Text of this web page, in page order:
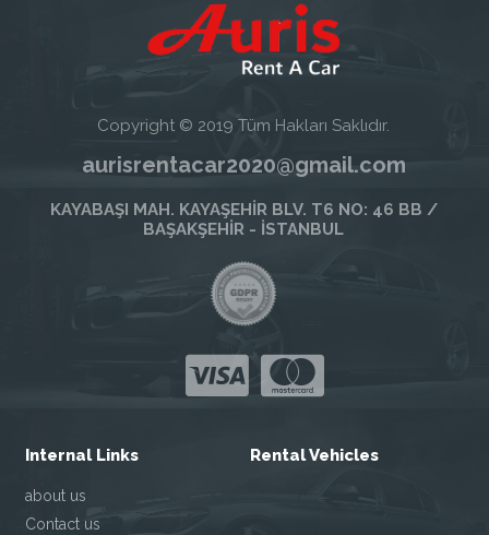
Copyright © 2019 Tüm Hakları Saklıdır.
aurisrentacar2020@gmail.com
KAYABAŞI MAH. KAYAŞEHİR BLV. T6 NO: 46 BB /
BAŞAKŞEHİR - İSTANBUL
Internal Links
about us
Contact us
Rental Vehicles